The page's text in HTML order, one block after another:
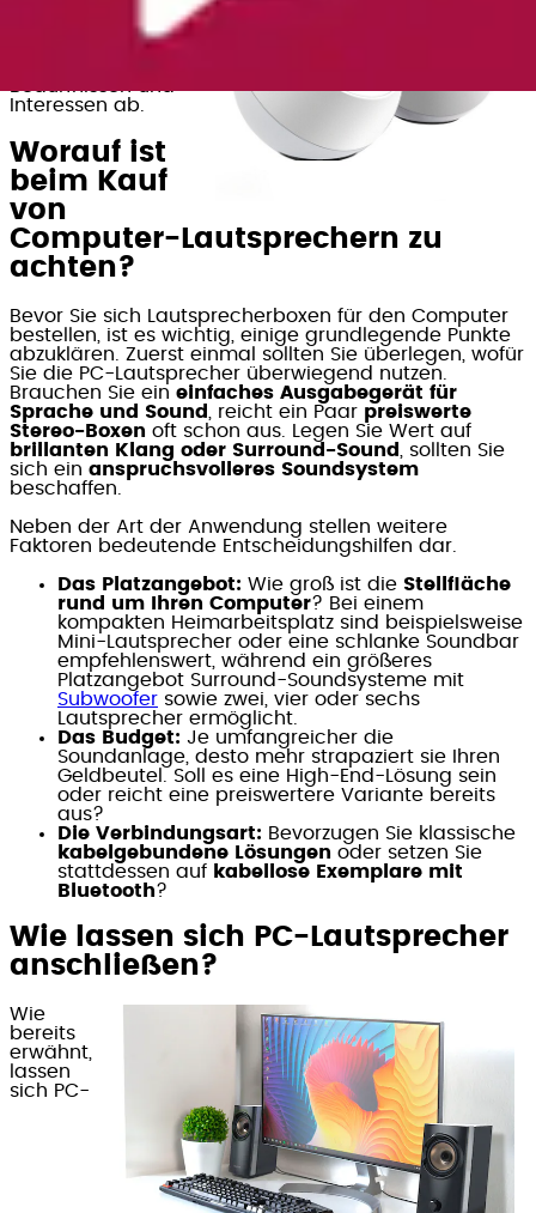
sich besorgen,
hängt von Ihren
Interessen ab.
Worauf ist
beim Kauf
von
Computer-Lautsprechern zu
achten?
Bevor Sie sich Lautsprecherboxen für den Computer
bestellen, ist es wichtig, einige grundlegende Punkte
abzuklären. Zuerst einmal sollten Sie überlegen, wofür
Sie die PC-Lautsprecher überwiegend nutzen.
Brauchen Sie ein einfaches Ausgabegerät für
Sprache und Sound
, reicht ein Paar preiswerte
Stereo-Boxen oft schon aus. Legen Sie Wert auf
brillanten Klang oder Surround-Sound
, sollten Sie
sich ein anspruchsvolleres Soundsystem
beschaffen.
Neben der Art der Anwendung stellen weitere
Faktoren bedeutende Entscheidungshilfen dar.
Das Platzangebot: Wie groß ist die Stellfläche
rund um Ihren Computer? Bei einem
kompakten Heimarbeitsplatz sind beispielsweise
Mini-Lautsprecher oder eine schlanke Soundbar
empfehlenswert, während ein größeres
Platzangebot Surround-Soundsysteme mit
Subwoofer sowie zwei, vier oder sechs
Lautsprecher ermöglicht.
Das Budget: Je umfangreicher die
Soundanlage, desto mehr strapaziert sie Ihren
Geldbeutel. Soll es eine High-End-Lösung sein
oder reicht eine preiswertere Variante bereits
aus?
Die Verbindungsart: Bevorzugen Sie klassische
kabelgebundene Lösungen oder setzen Sie
stattdessen auf kabellose Exemplare mit
Bluetooth?
Wie lassen sich PC-Lautsprecher
anschließen?
Wie
bereits
erwähnt,
lassen
sich PC-